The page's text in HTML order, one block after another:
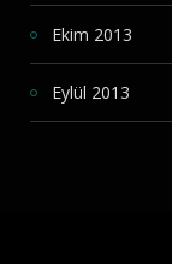
Ekim 2013
Eylül 2013